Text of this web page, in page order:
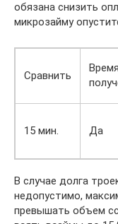
обязана снизить
микрозайму
Сравнить
Время
15 мин. Да
В случае долга
недопустимо,
превышать объем